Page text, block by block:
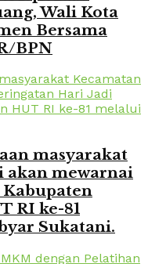
Wali Kota
Bersama
BPN
masyarakat
akan mewarnai
RI ke-81
Sukatani.